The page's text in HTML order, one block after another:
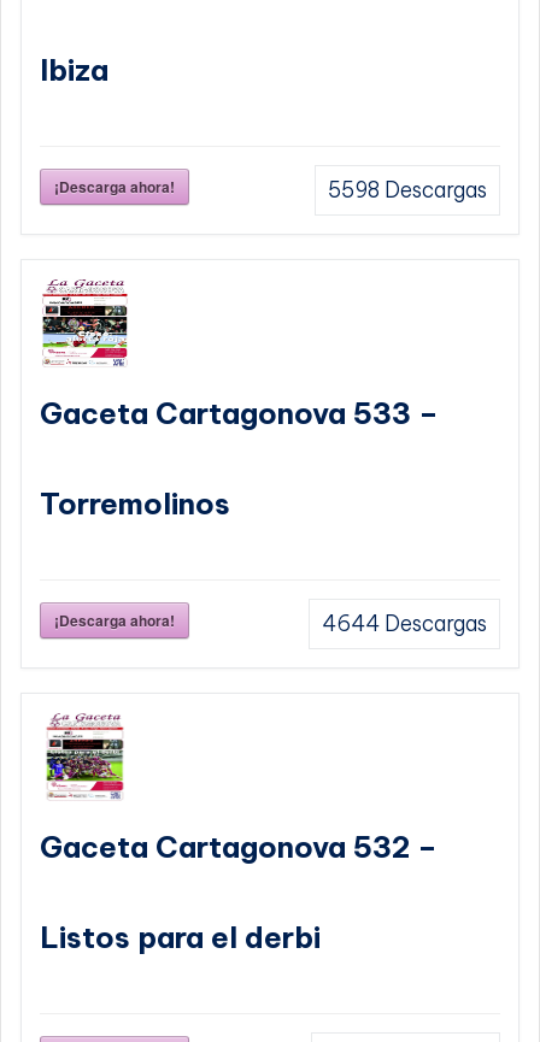
Ibiza
¡Descarga ahora! 5598 Descargas
Gaceta Cartagonova 533 –
Torremolinos
¡Descarga ahora! 4644 Descargas
Gaceta Cartagonova 532 –
Listos para el derbi